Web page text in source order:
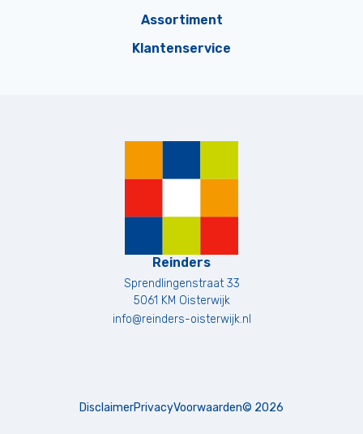
Assortiment
Klantenservice
Reinders
Sprendlingenstraat 33
5061 KM Oisterwijk
info@reinders-oisterwijk.nl
DisclaimerPrivacyVoorwaarden© 2026